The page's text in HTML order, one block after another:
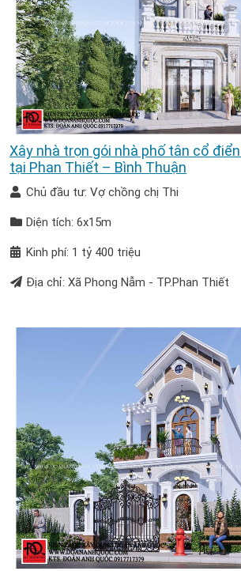
Xây nhà trọn gói nhà phố tân cổ
tại Phan Thiết – Bình Thuận
Chủ đầu tư: Vợ chồng chị Thi
Diện tích: 6x15m
Kinh phí: 1 tỷ 400 triệu
Địa chỉ: Xã Phong Nẫm - TP.Phan Thiết